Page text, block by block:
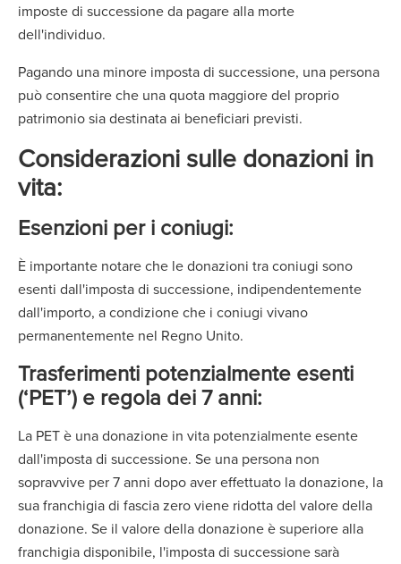
imposte di successione da pagare alla morte
dell'individuo.
Pagando una minore imposta di successione, una persona
può consentire che una quota maggiore del proprio
patrimonio sia destinata ai beneficiari previsti.
Considerazioni sulle donazioni in
vita:
Esenzioni per i coniugi:
È importante notare che le donazioni tra coniugi sono
esenti dall'imposta di successione, indipendentemente
dall'importo, a condizione che i coniugi vivano
permanentemente nel Regno Unito.
Trasferimenti potenzialmente esenti
(‘PET’) e regola dei 7 anni:
La PET è una donazione in vita potenzialmente esente
dall'imposta di successione. Se una persona non
sopravvive per 7 anni dopo aver effettuato la donazione, la
sua franchigia di fascia zero viene ridotta del valore della
donazione. Se il valore della donazione è superiore alla
franchigia disponibile, l'imposta di successione sarà